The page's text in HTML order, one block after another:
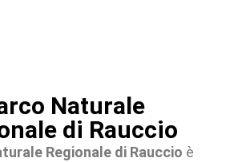
Naturale
di Rauccio
Regionale di Rauccio è